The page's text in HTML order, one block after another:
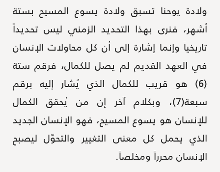
ولادة يوحنا تسبق ولادة يسوع المسيح بستة
أشهر، فنرى بهذا التحديد الزمني ليس تحديداً
تاريخياً وإنما إشارة إلى أن كل محاولات الإنسان
في العهد القديم لم يصل للكمال، فرقم ستة
(6) هو قريب للكمال الذي يُشار إليه برقم
سبعة(7)، وبكلام آخر إن من يُحقق الكمال
للإنسان هو يسوع المسيح، فهو الإنسان الجديد
الذي يحمل كل معنى التغيير والتحوّل ليصبح
الإنسان محرراً ومخلصاً.